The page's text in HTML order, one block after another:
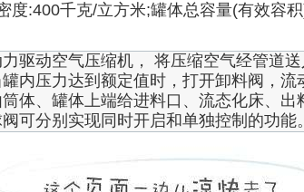
度:400千克/立方米;罐体总容量(有效容
驱动空气压缩机， 将压缩空气经管道
内压力达到额定值时，打开卸料阀，流
体、罐体上端给进料口、流态化床、出
可分别实现同时开启和单独控制的功能。